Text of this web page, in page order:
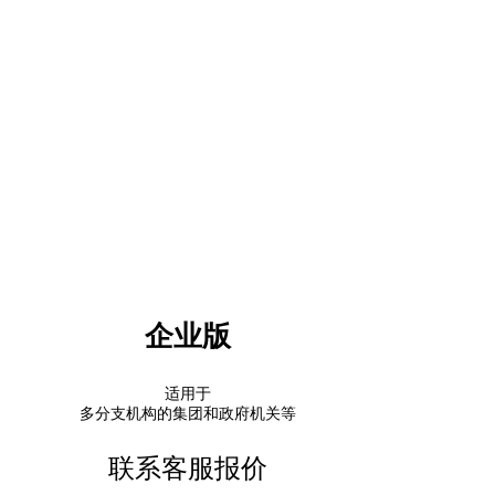
企业版
适用于
多分支机构的集团和政府机关等
联系客服报价